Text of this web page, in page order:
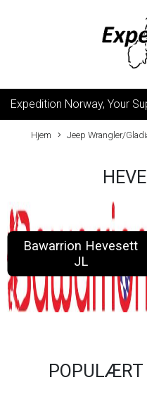
Expedition Norway, Your
Hjem Jeep Wrangler/
Bawarrion Hevesett
JL
POPULÆRT